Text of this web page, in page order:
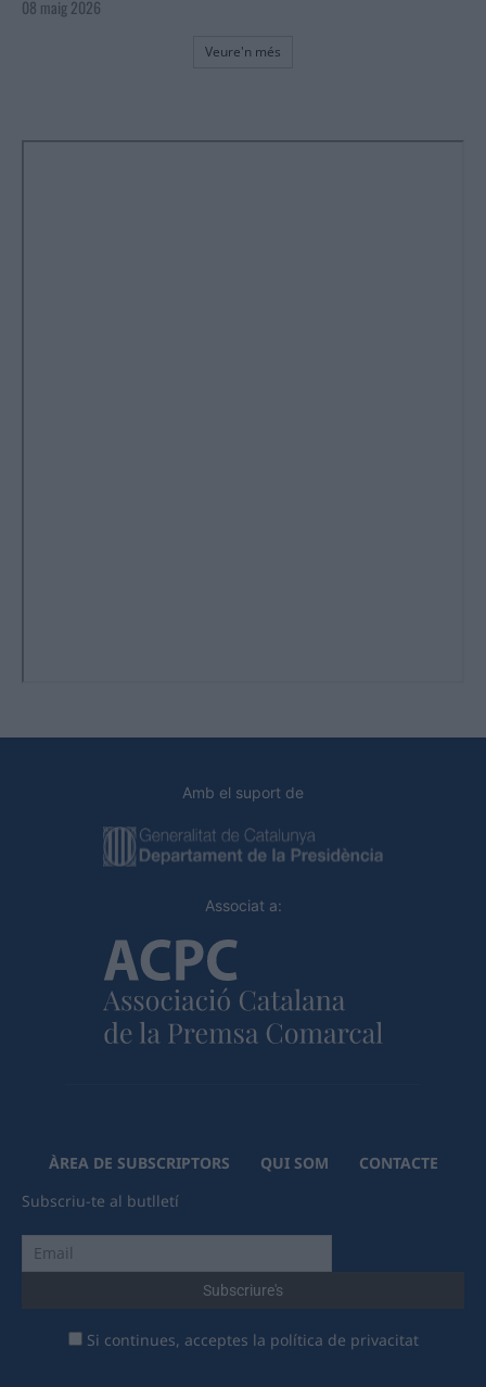
08 maig 2026
Veure'n més
Amb el suport de
Associat a:
ÀREA DE SUBSCRIPTORS QUI SOM
CONTACTE
Subscriu-te al butlletí
Si continues, acceptes la política de privacitat